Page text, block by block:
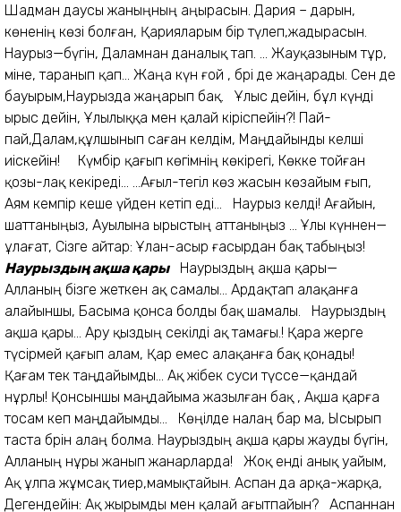
Шадман даусы жаныңның аңырасын. Дария – дарын,
көненің көзі болған, Қарияларым бір түлеп,жадырасын.
Наурыз—бүгін, Даламнан даналық тап. ... Жауқазыным тұр,
міне, таранып қап... Жаңа күн ғой , бәрі де жаңарады. Сен де
бауырым,Наурызда жаңарып бақ. Ұлыс дейін, бұл күнді
ырыс дейін, Ұлылыққа мен қалай кіріспейін?! Пай-
пай,Далам,құлшынып саған келдім, Маңдайынды әкелші
иіскейін! Күмбір қағып көгімнің көкірегі, Көкке тойған
қозы-лақ кекіреді... ...Ағыл-тегіл көз жасын көзайым ғып,
Аям кемпір кеше үйден кетіп еді... Наурыз келді! Ағайын,
шаттаныңыз, Ауылына ырыстың аттаныңыз ... Ұлы күннен—
ұлағат, Сізге айтар: Ұлан-асыр ғасырдан бақ табыңыз!
Наурыздың ақша қарыНаурыздың ақша қары—
Алланың бізге жеткен ақ самалы... Ардақтап алақанға
алайыншы, Басыма қонса болды бақ шамалы. Наурыздың
ақша қары... Ару қыздың секілді ақ тамағы.! Қара жерге
түсірмей қағып алам, Қар емес алақанға бақ қонады!
Қағам тек таңдайымды... Ақ жібек суси түссе—қандай
нұрлы! Қонсыншы маңдайыма жазылған бақ , Ақша қарға
тосам кеп маңдайымды... Көңілде налаң бар ма, Ысырып
таста бәрін алаң болма. Наурыздың ақша қары жауды бүгін,
Алланың нұры жанып жанарларда! Жоқ енді анық уайым,
Ақ ұлпа жұмсақ тиер,мамықтайын. Аспан да арқа-жарқа,
Дегендейін: Ақ жырымды мен қалай ағытпайын? Аспаннан